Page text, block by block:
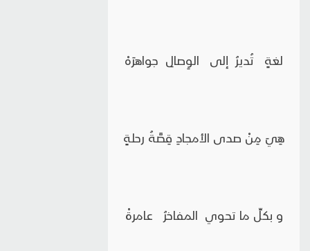
لغةٍ تُديرُ إلى الوِصالِ جواهرَهْ
هِيَ مِنْ صدى الأمجادِ قِصَّةُ رحلةٍ
و بكلِّ ما تحوي المفاخرُ عامرةْ